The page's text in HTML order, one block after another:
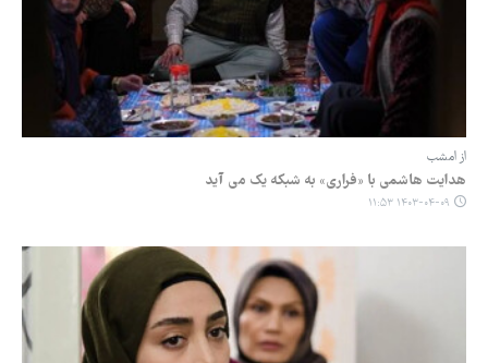
از امشب
هدایت هاشمی با «فراری» به شبکه یک می آید
۱۴۰۳-۰۴-۰۹ ۱۱:۵۳